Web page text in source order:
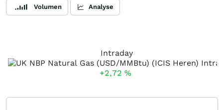
Volumen Analyse
Intraday
+2,72 %